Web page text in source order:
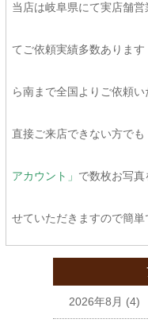
当店は岐阜県にて実店舗
てご依頼実績多数ありま
ら南まで全国よりご依頼
直接ご来店できない方で
アカウント」 で数枚お写
せていただきますので簡単
2026年8月 (4)